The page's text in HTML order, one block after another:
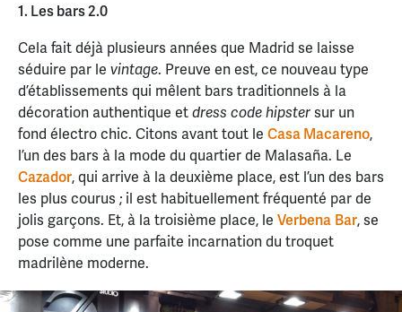
1. Les bars 2.0
Cela fait déjà plusieurs années que Madrid se laisse
séduire par le vintage. Preuve en est, ce nouveau type
d’établissements qui mêlent bars traditionnels à la
décoration authentique et dress code hipster sur un
fond électro chic. Citons avant tout le Casa Macareno,
l’un des bars à la mode du quartier de Malasaña. Le
Cazador, qui arrive à la deuxième place, est l’un des bars
les plus courus ; il est habituellement fréquenté par de
jolis garçons. Et, à la troisième place, le Verbena Bar, se
pose comme une parfaite incarnation du troquet
madrilène moderne.